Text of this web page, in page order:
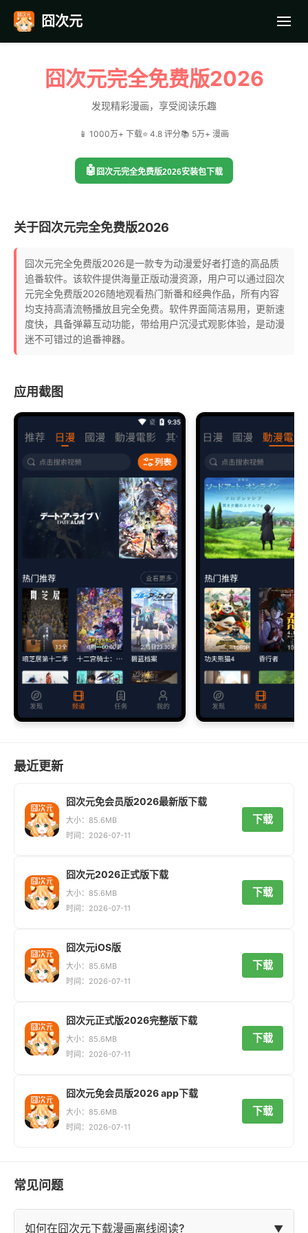
囧次元
囧次元完全免费版2026
发现精彩漫画，享受阅读乐趣
📱 1000万+ 下载⭐ 4.8 评分📚 5万+ 漫画
🤖 囧次元完全免费版2026安装包下载
关于囧次元完全免费版2026
囧次元完全免费版2026是一款专为动漫爱好者打造的高品质
追番软件。该软件提供海量正版动漫资源，用户可以通过囧次
元完全免费版2026随地观看热门新番和经典作品，所有内容
均支持高清流畅播放且完全免费。软件界面简洁易用，更新速
度快，具备弹幕互动功能，带给用户沉浸式观影体验，是动漫
迷不可错过的追番神器。
应用截图
最近更新
囧次元免会员版2026最新版下载
大小：85.6MB
时间：2026-07-11
下载
囧次元2026正式版下载
大小：85.6MB
时间：2026-07-11
下载
囧次元iOS版
大小：85.6MB
时间：2026-07-11
下载
囧次元正式版2026完整版下载
大小：85.6MB
时间：2026-07-11
下载
囧次元免会员版2026 app下载
大小：85.6MB
时间：2026-07-11
下载
常见问题
如何在囧次元下载漫画离线阅读? ▼